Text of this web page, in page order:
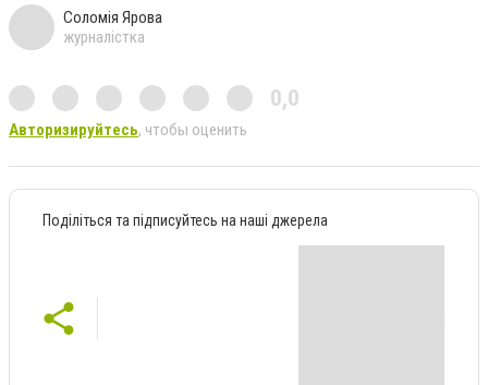
Соломія Ярова
журналістка
0,0
Авторизируйтесь, чтобы оценить
Поділіться та підписуйтесь на наші джерела